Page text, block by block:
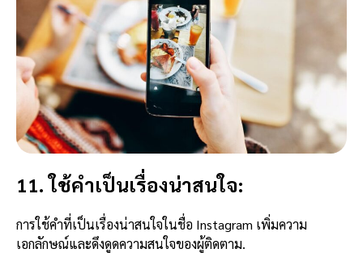
11. ใช้คำเป็นเรื่องน่าสนใจ:
การใช้คำที่เป็นเรื่องน่าสนใจในชื่อ Instagram เพิ่มความ
เอกลักษณ์และดึงดูดความสนใจของผู้ติดตาม.